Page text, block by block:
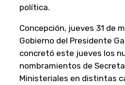
política.
Concepción, jueves 31 de
Gobierno del Presidente
concretó este jueves los
nombramientos de
Ministeriales en distintas